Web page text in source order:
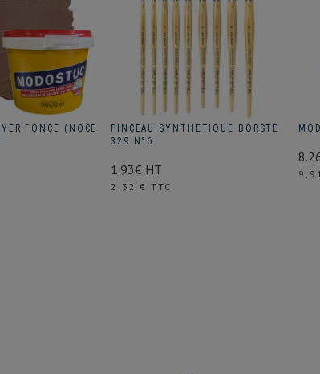
FONCE (NOCE
PINCEAU SYNTHETIQUE BORSTE
329 N°6
1.93€ HT
Prix
2,32 € TTC
Prix